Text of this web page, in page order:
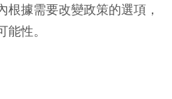
根據需要改變政策的選項，
性。